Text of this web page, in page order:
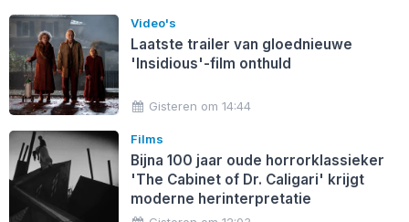
Video's
Laatste trailer van gloednieuwe
'Insidious'-film onthuld
Gisteren om 14:44
Films
Bijna 100 jaar oude horrorklassieker
'The Cabinet of Dr. Caligari' krijgt
moderne herinterpretatie